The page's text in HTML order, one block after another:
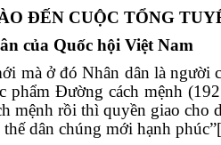
ĐẾN CUỘC TỔNG
của Quốc hội Việt Nam
mà ở đó Nhân dân là người
Đường cách mệnh
mệnh rồi thì quyền giao cho
dân chúng mới hạnh phúc”